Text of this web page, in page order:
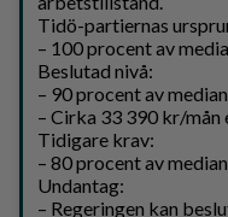
Tidö-partiernas
– 100 procent av
Beslutad nivå:
– 90 procent av
– Cirka 33 390 kr/
Tidigare krav:
– 80 procent av
Undantag:
– Regeringen kan